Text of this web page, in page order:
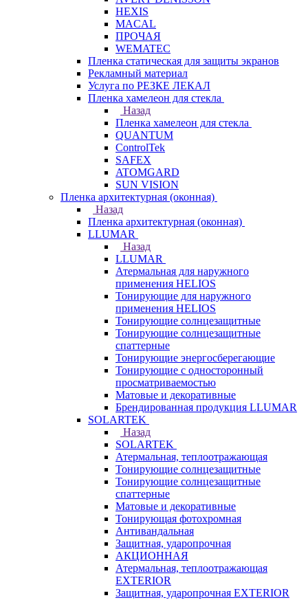
HEXIS
MACAL
ПРОЧАЯ
WEMATEC
Пленка статическая для защиты экранов
Рекламный материал
Услуга по РЕЗКЕ ЛЕКАЛ
Пленка хамелеон для стекла
Назад
Пленка хамелеон для стекла
QUANTUM
ControlTek
SAFEX
ATOMGARD
SUN VISION
Пленка архитектурная (оконная)
Назад
Пленка архитектурная (оконная)
LLUMAR
Назад
LLUMAR
Атермальная для наружного
применения HELIOS
Тонирующие для наружного
применения HELIOS
Тонирующие солнцезащитные
Тонирующие солнцезащитные
спаттерные
Тонирующие энергосберегающие
Тонирующие с односторонный
просматриваемостью
Матовые и декоративные
Брендированная продукция LLUMAR
SOLARTEK
Назад
SOLARTEK
Атермальная, теплоотражающая
Тонирующие солнцезащитные
Тонирующие солнцезащитные
спаттерные
Матовые и декоративные
Тонирующая фотохромная
Антивандальная
Защитная, ударопрочная
АКЦИОННАЯ
Атермальная, теплоотражающая
EXTERIOR
Защитная, ударопрочная EXTERIOR